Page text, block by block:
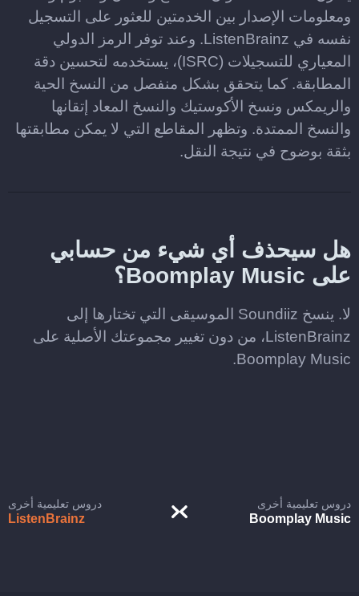
ومعلومات الإصدار بين الخدمتين للعثور على التسجيل
نفسه في ListenBrainz. وعند توفر الرمز الدولي
المعياري للتسجيلات (ISRC)، يستخدمه لتحسين دقة
المطابقة. كما يتحقق بشكل منفصل من النسخ الحية
والريمكس ونسخ الأكوستيك والنسخ المعاد إتقانها
والنسخ الممتدة. وتظهر المقاطع التي لا يمكن مطابقتها
بثقة بوضوح في نتيجة النقل.
هل سيحذف أي شيء من حسابي
على Boomplay Music؟
لا. ينسخ Soundiiz الموسيقى التي تختارها إلى
ListenBrainz، من دون تغيير مجموعتك الأصلية على
Boomplay Music.
دروس تعليمية أخرى
Boomplay Music
دروس تعليمية أخرى
ListenBrainz